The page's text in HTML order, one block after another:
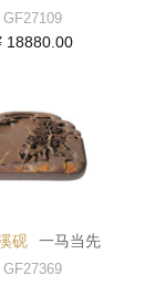
GF27109
18880.00
砚 一马当先
GF27369